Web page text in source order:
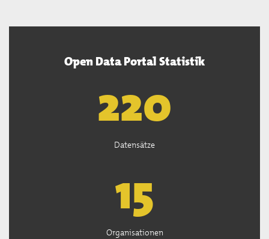
Open Data Portal Statistik
222
Datensätze
15
Organisationen